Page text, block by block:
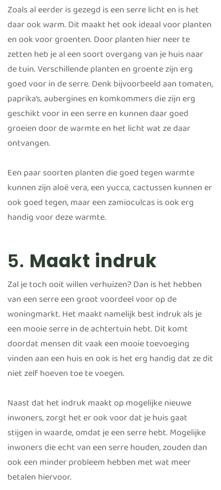
Zoals al eerder is gezegd is een serre licht en is het
daar ook warm. Dit maakt het ook ideaal voor planten
en ook voor groenten. Door planten hier neer te
zetten heb je al een soort overgang van je huis naar
de tuin. Verschillende planten en groente zijn erg
goed voor in de serre. Denk bijvoorbeeld aan tomaten,
paprika’s, aubergines en komkommers die zijn erg
geschikt voor in een serre en kunnen daar goed
groeien door de warmte en het licht wat ze daar
ontvangen.
Een paar soorten planten die goed tegen warmte
kunnen zijn aloë vera, een yucca, cactussen kunnen er
ook goed tegen, maar een zamioculcas is ook erg
handig voor deze warmte.
5. Maakt indruk
Zal je toch ooit willen verhuizen? Dan is het hebben
van een serre een groot voordeel voor op de
woningmarkt. Het maakt namelijk best indruk als je
een mooie serre in de achtertuin hebt. Dit komt
doordat mensen dit vaak een mooie toevoeging
vinden aan een huis en ook is het erg handig dat ze dit
niet zelf hoeven toe te voegen.
Naast dat het indruk maakt op mogelijke nieuwe
inwoners, zorgt het er ook voor dat je huis gaat
stijgen in waarde, omdat je een serre hebt. Mogelijke
inwoners die echt van een serre houden, zouden dan
ook een minder probleem hebben met wat meer
betalen hiervoor.